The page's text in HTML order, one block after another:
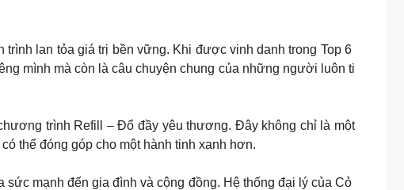
lan tỏa giá trị bền vững. Khi được vinh danh trong Top 6
mình mà còn là câu chuyện chung của những người luôn ti
trình Refill – Đổ đầy yêu thương. Đây không chỉ là một
thể đóng góp cho một hành tinh xanh hơn.
mạnh đến gia đình và cộng đồng. Hệ thống đại lý của Cỏ